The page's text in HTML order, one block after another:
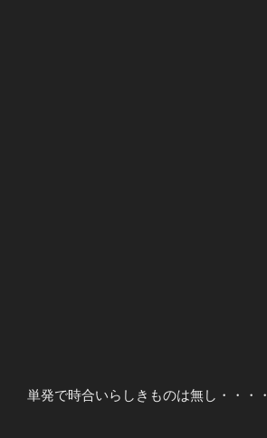
単発で時合いらしきものは無し・・・・